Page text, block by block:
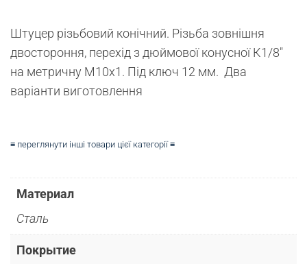
Штуцер різьбовий конічний. Різьба зовнішня
двостороння, перехід з дюймової конусної К1/8″
на метричну М10х1. Під ключ 12 мм. Два
варіанти виготовлення
≡ переглянути інші товари цієї категорії ≡
Материал
Сталь
Покрытие